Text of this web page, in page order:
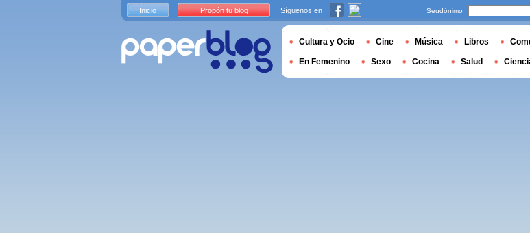
Inicio Propón tu blog Síguenos en Seudónimo
Cultura y Ocio Cine Música Libros
En Femenino Sexo Cocina Salud